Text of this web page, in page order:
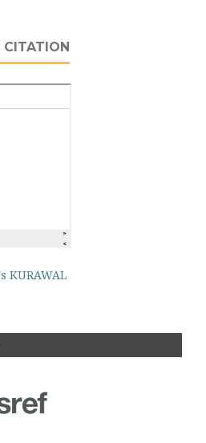
CITATION
KURAWAL